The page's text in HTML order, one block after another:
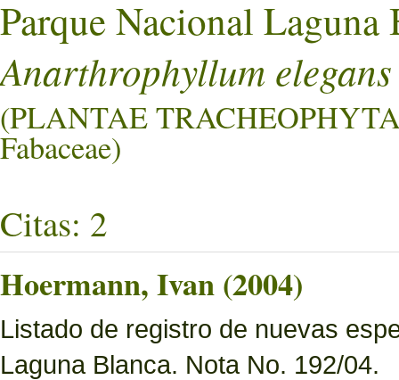
Parque Nacional Laguna
Anarthrophyllum elegans
(PLANTAE
Fabaceae)
Citas: 2
Hoermann, Ivan (2004)
Listado de registro de nuevas
Laguna Blanca. Nota No. 192/04.